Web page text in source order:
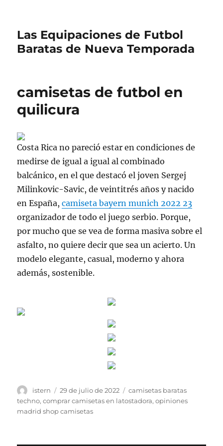
Las Equipaciones de Futbol
Baratas de Nueva Temporada
camisetas de futbol en
quilicura
Costa Rica no pareció estar en condiciones de
medirse de igual a igual al combinado
balcánico, en el que destacó el joven Sergej
Milinkovic-Savic, de veintitrés años y nacido
en España,camiseta bayern munich 2022 23
organizador de todo el juego serbio. Porque,
por mucho que se vea de forma masiva sobre el
asfalto, no quiere decir que sea un acierto. Un
modelo elegante, casual, moderno y ahora
además, sostenible.
Autor
istern
Publicado
el
29 de julio de 2022 Etiquetas
camisetas baratas
techno,comprar camisetas en latostadora,opiniones
madrid shop camisetas